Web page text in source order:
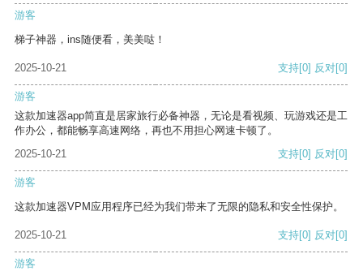
游客
梯子神器，ins随便看，美美哒！
2025-10-21 支持[0] 反对[0]
游客
这款加速器app简直是居家旅行必备神器，无论是看视频、玩游戏还是工
作办公，都能畅享高速网络，再也不用担心网速卡顿了。
2025-10-21
支持[0] 反对[0]
游客
这款加速器VPM应用程序已经为我们带来了无限的隐私和安全性保护。
2025-10-21 支持[0] 反对[0]
游客